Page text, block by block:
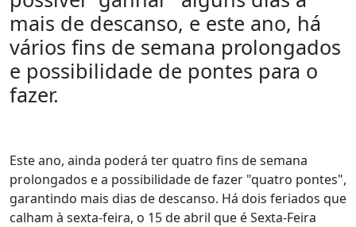
mais de descanso, e este ano, há
vários fins de semana prolongados
e possibilidade de pontes para o
fazer.
Este ano, ainda poderá ter quatro fins de semana
prolongados e a possibilidade de fazer "quatro pontes",
garantindo mais dias de descanso. Há dois feriados que
calham à sexta-feira, o 15 de abril que é Sexta-Feira